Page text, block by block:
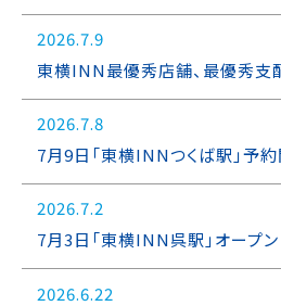
2026.7.9
東横INN最優秀店舗、最優秀支
2026.7.8
7月9日「東横INNつくば駅」予
2026.7.2
7月3日「東横INN呉駅」オープン
2026.6.22